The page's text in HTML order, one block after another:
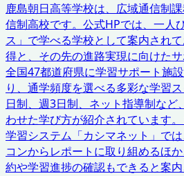
鹿島朝日高等学校は、広域通信制
信制高校です。公式HPでは、一人
ス」で学べる学校として案内され
得と、その先の進路実現に向けたサ
全国47都道府県に学習サポート施
り、通学頻度を選べる多彩な学習
日制、週3日制、ネット指導制など
わせた学び方が紹介されています
学習システム「カシマネット」で
コンからレポートに取り組めるほ
約や学習進捗の確認もできると案内